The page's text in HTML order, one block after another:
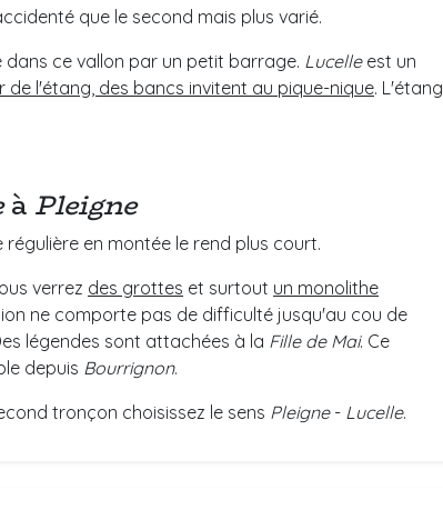
que le second mais plus varié.
ce vallon par un petit barrage. Lucelle est un
de l'étang, des bancs invitent au pique-nique. L'étang
à Pleigne
en montée le rend plus court.
verrez des grottes et surtout un monolithe
ne comporte pas de difficulté jusqu'au cou de
légendes sont attachées à la Fille de Mai. Ce
depuis Bourrignon.
tronçon choisissez le sens Pleigne - Lucelle.